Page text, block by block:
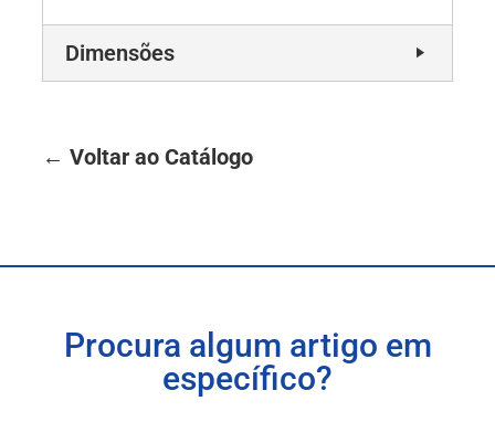
Dimensões
← Voltar ao Catálogo
Procura algum artigo em
específico?